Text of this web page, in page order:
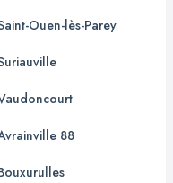
Ouen-lès-Parey
88